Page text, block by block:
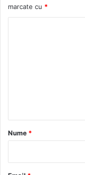
marcate cu *
rNume *